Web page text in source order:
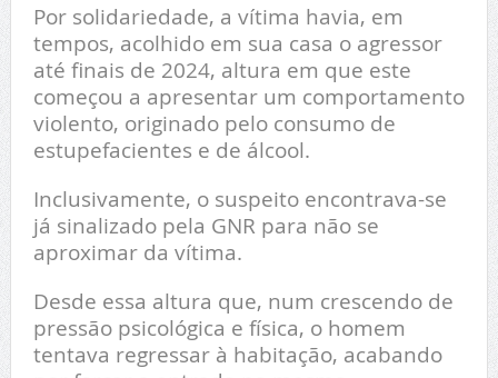
Por solidariedade, a vítima havia, em
tempos, acolhido em sua casa o agressor
até finais de 2024, altura em que este
começou a apresentar um comportamento
violento, originado pelo consumo de
estupefacientes e de álcool.
Inclusivamente, o suspeito encontrava-se
já sinalizado pela GNR para não se
aproximar da vítima.
Desde essa altura que, num crescendo de
pressão psicológica e física, o homem
tentava regressar à habitação, acabando